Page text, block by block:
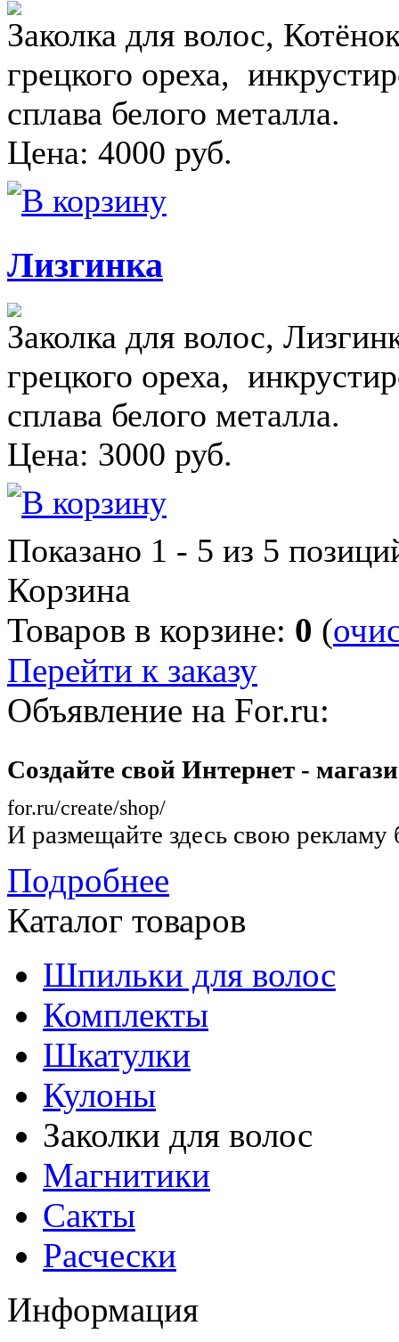
Заколка для волос,
грецкого ореха,
сплава белого металла.
Цена: 4000 руб.
Лизгинка
Заколка для волос,
грецкого ореха,
сплава белого металла.
Цена: 3000 руб.
Показано 1 - 5 из 5
Корзина
Товаров в корзине: 0 (
Перейти к заказу
Объявление на For.ru:
Создайте свой Интернет -
for.ru/create/shop/
И размещайте здесь свою рекламу
Подробнее
Каталог товаров
Шпильки для волос
Комплекты
Шкатулки
Кулоны
Заколки для волос
Магнитики
Сакты
Расчески
Информация